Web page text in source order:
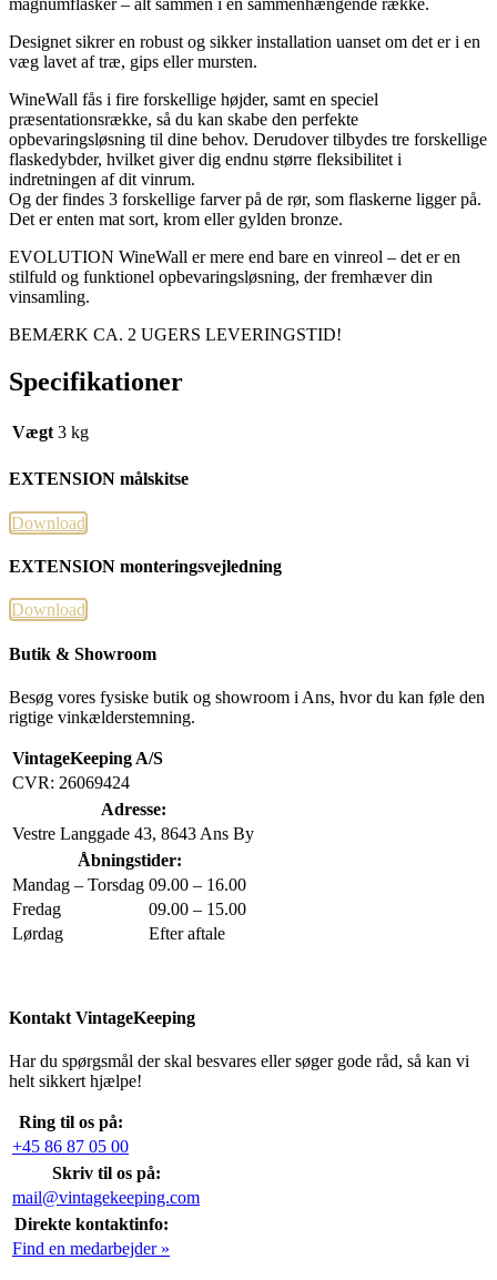
magnumflasker – alt sammen i én sammenhængende række.
Designet sikrer en robust og sikker installation uanset om det er i en
væg lavet af træ, gips eller mursten.
WineWall fås i fire forskellige højder, samt en speciel
præsentationsrække, så du kan skabe den perfekte
opbevaringsløsning til dine behov. Derudover tilbydes tre forskellige
flaskedybder, hvilket giver dig endnu større fleksibilitet i
indretningen af dit vinrum.
Og der findes 3 forskellige farver på de rør, som flaskerne ligger på.
Det er enten mat sort, krom eller gylden bronze.
EVOLUTION WineWall er mere end bare en vinreol – det er en
stilfuld og funktionel opbevaringsløsning, der fremhæver din
vinsamling.
BEMÆRK CA. 2 UGERS LEVERINGSTID!
Specifikationer
Vægt 3 kg
EXTENSION målskitse
Download
EXTENSION monteringsvejledning
Download
Butik & Showroom
Besøg vores fysiske butik og showroom i Ans, hvor du kan føle den
rigtige vinkælderstemning.
VintageKeeping A/S
CVR: 26069424
Adresse:
Vestre Langgade 43, 8643 Ans By
Åbningstider:
Mandag – Torsdag 09.00 – 16.00
Fredag
09.00 – 15.00
Lørdag
Efter aftale
Kontakt VintageKeeping
Har du spørgsmål der skal besvares eller søger gode råd, så kan vi
helt sikkert hjælpe!
Ring til os på:
+45 86 87 05 00
Skriv til os på:
mail@vintagekeeping.com
Direkte kontaktinfo:
Find en medarbejder »